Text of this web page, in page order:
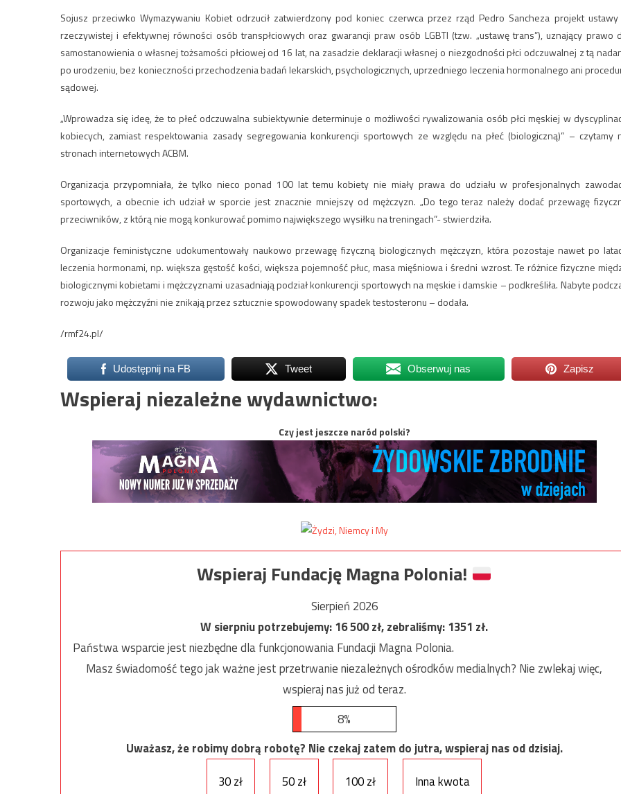
Sojusz przeciwko Wymazywaniu Kobiet odrzucił zatwierdzony pod koniec czerwca przez rząd Pedro Sancheza projekt
rzeczywistej i efektywnej równości osób transpłciowych oraz gwarancji praw osób LGBTI (tzw. „ustawę trans”), uznający prawo
samostanowienia o własnej tożsamości płciowej od 16 lat, na zasadzie deklaracji własnej o niezgodności płci odczuwalnej z tą
po urodzeniu, bez konieczności przechodzenia badań lekarskich, psychologicznych, uprzedniego leczenia hormonalnego ani
sądowej.
„Wprowadza się ideę, że to płeć odczuwalna subiektywnie determinuje o możliwości rywalizowania osób płci męskiej w
kobiecych, zamiast respektowania zasady segregowania konkurencji sportowych ze względu na płeć (biologiczną)” – czytamy
stronach internetowych ACBM.
Organizacja przypomniała, że tylko nieco ponad 100 lat temu kobiety nie miały prawa do udziału w profesjonalnych
sportowych, a obecnie ich udział w sporcie jest znacznie mniejszy od mężczyzn. „Do tego teraz należy dodać przewagę
przeciwników, z którą nie mogą konkurować pomimo największego wysiłku na treningach”- stwierdziła.
Organizacje feministyczne udokumentowały naukowo przewagę fizyczną biologicznych mężczyzn, która pozostaje nawet po
leczenia hormonami, np. większa gęstość kości, większa pojemność płuc, masa mięśniowa i średni wzrost. Te różnice fizyczne
biologicznymi kobietami i mężczyznami uzasadniają podział konkurencji sportowych na męskie i damskie – podkreśliła. Nabyte
rozwoju jako mężczyźni nie znikają przez sztucznie spowodowany spadek testosteronu – dodała.
/rmf24.pl/
Udostępnij na FB Tweet Obserwuj nas Zapisz
Wspieraj niezależne wydawnictwo:
Czy jest jeszcze naród polski?
Wspieraj Fundację Magna Polonia!
Sierpień 2026
W sierpniu potrzebujemy:16 500zł, zebraliśmy:1351 zł.
Państwa wsparcie jest niezbędne dla funkcjonowania Fundacji Magna Polonia.
Masz świadomość tego jak ważne jest przetrwanie niezależnych ośrodków medialnych? Nie zwlekaj więc,
wspieraj nas już od teraz.
8%
Uważasz, że robimy dobrą robotę? Nie czekaj zatem do jutra, wspieraj nas od dzisiaj.
30 zł
50 zł 100 zł Inna kwota